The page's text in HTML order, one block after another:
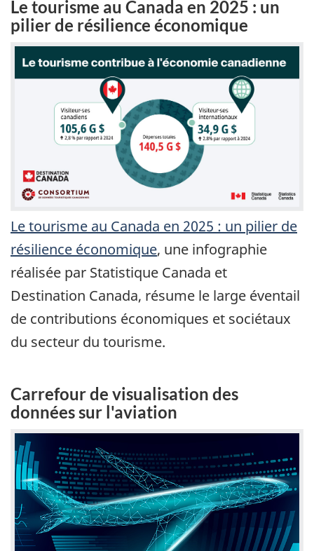
Le tourisme au Canada en 2025 : un
pilier de résilience économique
Le tourisme au Canada en 2025 : un pilier de
résilience économique, une infographie
réalisée par Statistique Canada et
Destination Canada, résume le large éventail
de contributions économiques et sociétaux
du secteur du tourisme.
Carrefour de visualisation des
données sur l'aviation